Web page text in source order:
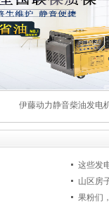
伊藤动力静音柴油发电
这些发
山区房
果粉们